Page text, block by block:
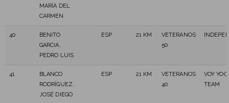
MARÍA DEL
CARMEN
40
BENITO
GARCIA,
PEDRO LUIS
ESP 21 KM
VETERANOS
50
41
BLANCO
RODRÍGUEZ,
JOSÉ DIEGO
ESP 21 KM
VETERANOS
40
VOY
TEAM